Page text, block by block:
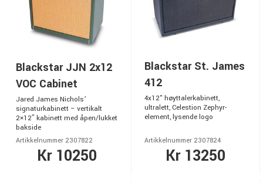
Blackstar JJN 2x12
VOC Cabinet
Jared James Nichols’
signaturkabinett – vertikalt
2×12″ kabinett med åpen/lukket
bakside
Artikkelnummer 2307822
Kr 10250
Blackstar St. James
412
4x12" høyttalerkabinett,
ultralett, Celestion Zephyr-
element, lysende logo
Artikkelnummer 2307824
Kr 13250